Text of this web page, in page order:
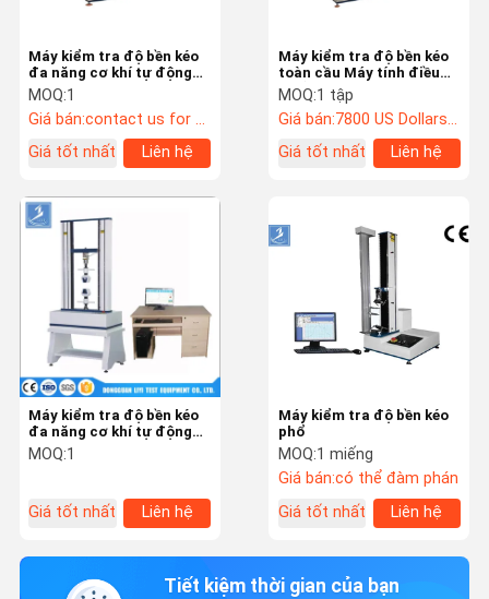
Máy kiểm tra độ bền kéo
đa năng cơ khí tự động
LIYI 2000KG
MOQ:1
Giá bán:contact us for more information
Giá tốt nhất
Liên hệ
Máy kiểm tra độ bền kéo
toàn cầu Máy tính điều
khiển 20KN 2000KGS
220V / 50HZ
MOQ:1 tập
Giá bán:7800 US Dollars/Set
Giá tốt nhất
Liên hệ
Máy kiểm tra độ bền kéo
đa năng cơ khí tự động
LIYI 2000KG
MOQ:1
Giá tốt nhất Liên hệ
Máy kiểm tra độ bền kéo
phổ
MOQ:1 miếng
Giá bán:có thể đàm phán
Giá tốt nhất
Liên hệ
Tiết kiệm thời gian của bạn